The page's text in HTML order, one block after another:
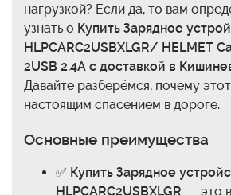
нагрузкой? Если да, то вам
узнать о Купить Зарядное
HLPCARC2USBXLGR/ HELMET
2USB 2.4A с доставкой в
Давайте разберёмся, почему
настоящим спасением в дороге.
Основные преимущества
✅ Купить Зарядное
HLPCARC2USBXLGR — это